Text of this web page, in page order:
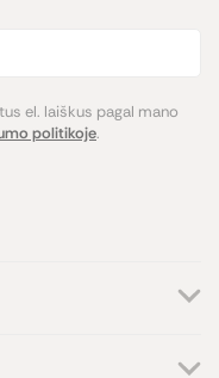
el. laiškus pagal mano
politikoje.